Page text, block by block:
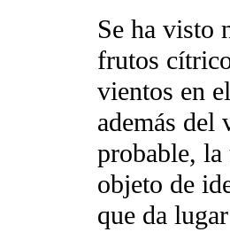
Se ha visto
frutos
vientos en
además del
probable, la
objeto de
que da